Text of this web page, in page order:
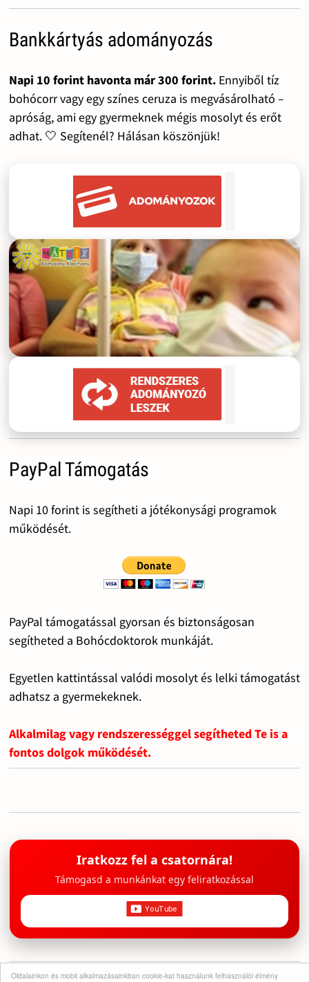
Oldalainkon és mobil alkalmazásainkban cookie-kat használunk felhasználói élmény
Bankkártyás adományozás
Napi 10 forint havonta már 300 forint.Ennyiből tíz
bohócorr vagy egy színes ceruza is megvásárolható –
apróság, ami egy gyermeknek mégis mosolyt és erőt
adhat. 🤍 Segítenél? Hálásan köszönjük!
PayPal Támogatás
Napi 10 forint is segítheti a jótékonysági programok
működését.
PayPal támogatással gyorsan és biztonságosan
segítheted a Bohócdoktorok munkáját.
Egyetlen kattintással valódi mosolyt és lelki támogatást
adhatsz a gyermekeknek.
Alkalmilag vagy rendszerességgel segítheted Te is a
fontos dolgok működését.
Iratkozz fel a csatornára!
Támogasd a munkánkat egy feliratkozással